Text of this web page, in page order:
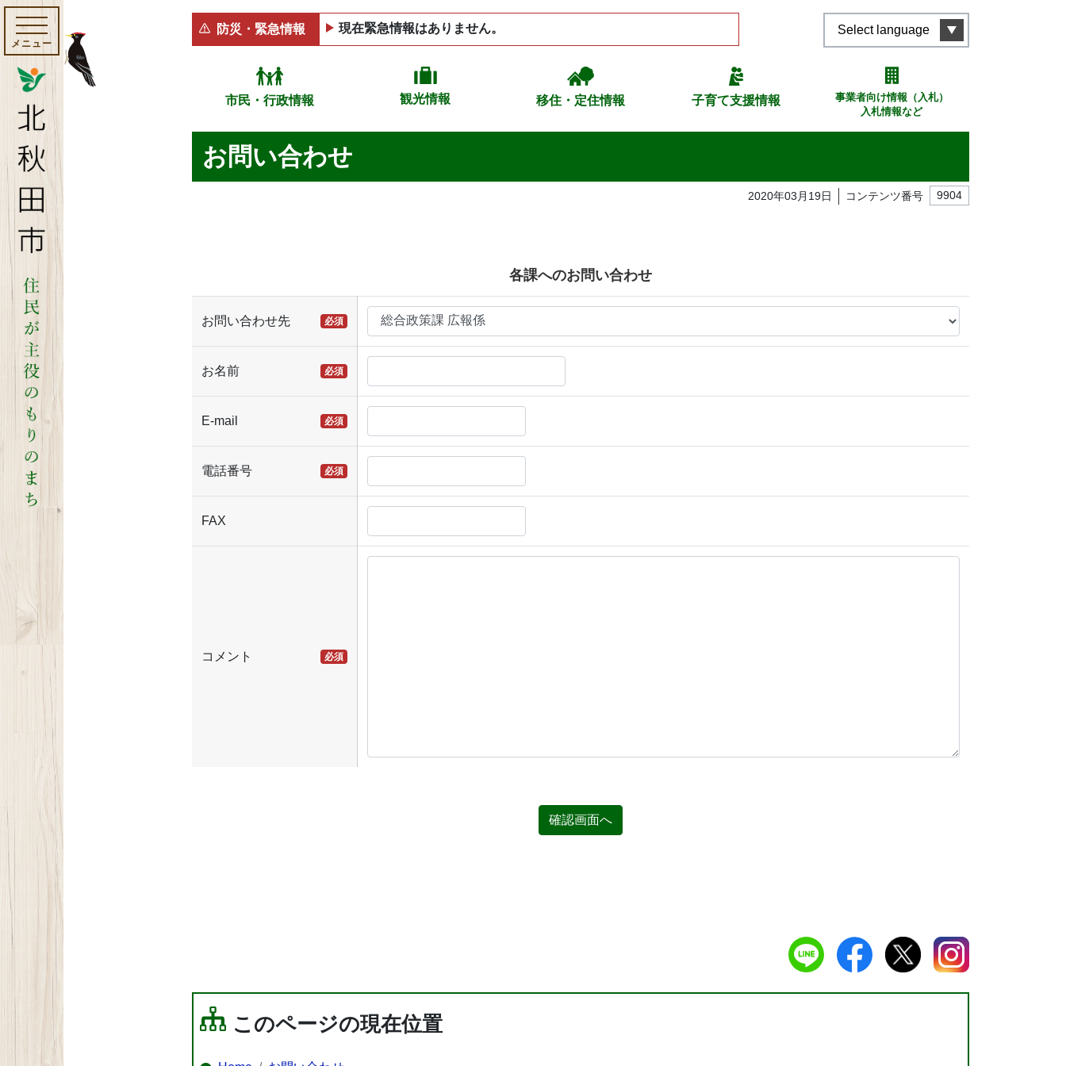
メニュー
防災・緊急情報 現在緊急情報はありません。 Select language
市民・行政情報 観光情報 移住・定住情報 子育て支援情報
事業者向け情報（入札）
入札情報など
お問い合わせ
2020年03月19日 コンテンツ番号 9904
各課へのお問い合わせ
お問い合わせ先 必須
お名前 必須
E-mail 必須
電話番号 必須
FAX
コメント 必須
確認画面へ
このページの現在位置